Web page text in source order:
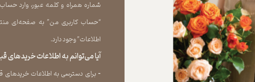
شماره همراه و کلمه عبور، وارد
“حساب کاربری من” به صفحه‏‌ای
اطلاعات” وجود دارد.​​​​​​​
آیا می‌‏توانم به اطلاعات
​​​​​​​- برای دسترسی به اطلاعات خریدهای